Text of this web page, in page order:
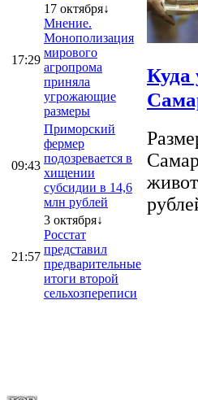
17:29
17 октября↓
Мнение.
Монополизация
мирового
агропрома
приняла
угрожающие
размеры
09:43
Приморский
фермер
подозревается в
хищении
субсидии в 14,6
млн рублей
21:57
3 октября↓
Росстат
представил
предварительные
итоги второй
сельхозпереписи
Куда